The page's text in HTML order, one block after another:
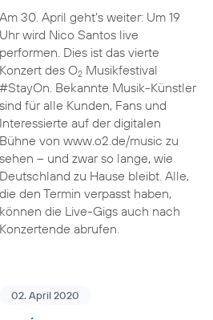
Am 30. April geht’s weiter: Um 19
Uhr wird Nico Santos live
performen. Dies ist das vierte
Konzert des O2Musikfestival
#StayOn. Bekannte Musik-Künstler
sind für alle Kunden, Fans und
Interessierte auf der digitalen
Bühne von www.o2.de/music zu
sehen – und zwar so lange, wie
Deutschland zu Hause bleibt. Alle,
die den Termin verpasst haben,
können die Live-Gigs auch nach
Konzertende abrufen.
02. April 2020